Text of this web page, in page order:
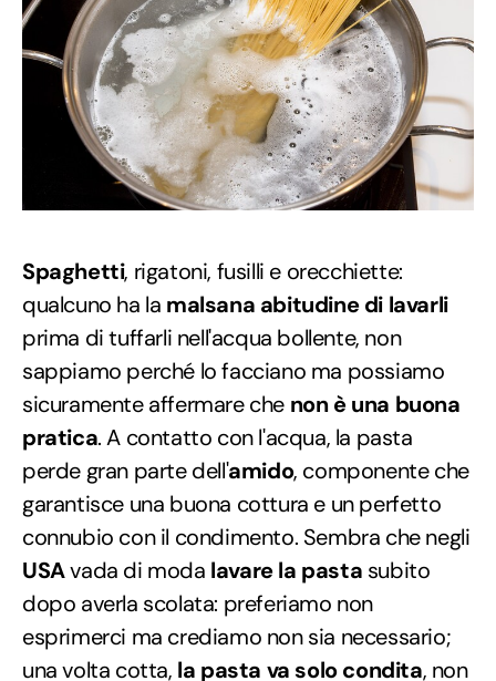
Spaghetti, rigatoni, fusilli e orecchiette:
qualcuno ha la malsana abitudine di lavarli
prima di tuffarli nell'acqua bollente, non
sappiamo perché lo facciano ma possiamo
sicuramente affermare che non è una buona
pratica. A contatto con l'acqua, la pasta
perde gran parte dell'amido, componente che
garantisce una buona cottura e un perfetto
connubio con il condimento. Sembra che negli
USAvada di moda lavare la pasta subito
dopo averla scolata: preferiamo non
esprimerci ma crediamo non sia necessario;
una volta cotta, la pasta va solo condita, non